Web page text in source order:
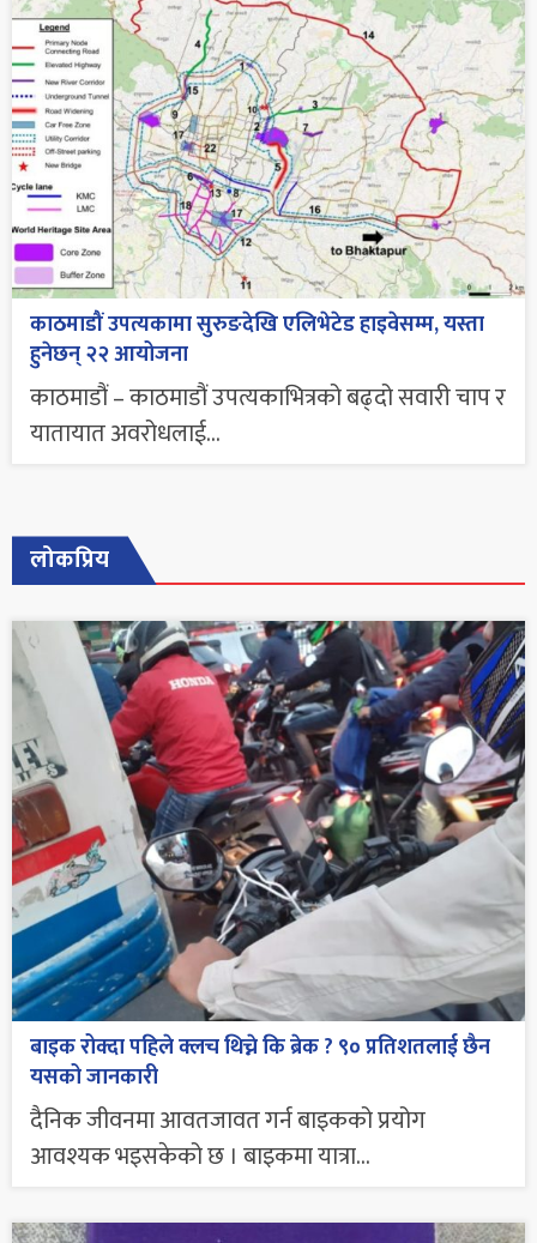
काठमाडौं उपत्यकामा सुरुङदेखि एलिभेटेड हाइवेसम्म, यस्ता
हुनेछन् २२ आयोजना
काठमाडौं – काठमाडौं उपत्यकाभित्रको बढ्दो सवारी चाप र
यातायात अवरोधलाई...
लोकप्रिय
बाइक रोक्दा पहिले क्लच थिच्ने कि ब्रेक ? ९० प्रतिशतलाई छैन
यसको जानकारी
दैनिक जीवनमा आवतजावत गर्न बाइकको प्रयोग
आवश्यक भइसकेको छ । बाइकमा यात्रा...